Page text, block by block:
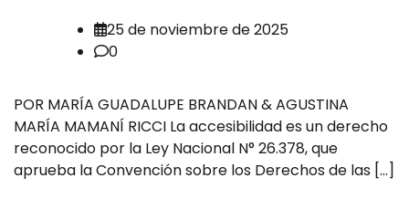
25 de noviembre de 2025
0
POR MARÍA GUADALUPE BRANDAN & AGUSTINA
MARÍA MAMANÍ RICCI La accesibilidad es un derecho
reconocido por la Ley Nacional N° 26.378, que
aprueba la Convención sobre los Derechos de las […]